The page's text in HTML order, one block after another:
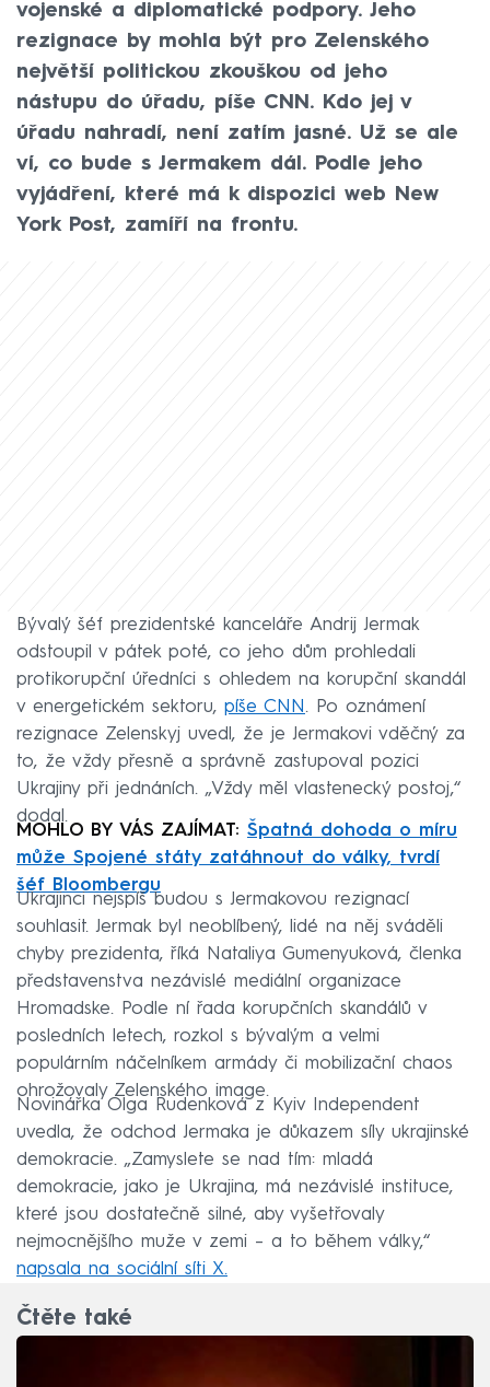
vojenské a diplomatické podpory. Jeho
rezignace by mohla být pro Zelenského
největší politickou zkouškou od jeho
nástupu do úřadu, píše CNN. Kdo jej v
úřadu nahradí, není zatím jasné. Už se ale
ví, co bude s Jermakem dál. Podle jeho
vyjádření, které má k dispozici web New
York Post, zamíří na frontu.
Bývalý šéf prezidentské kanceláře Andrij Jermak
odstoupil v pátek poté, co jeho dům prohledali
protikorupční úředníci s ohledem na korupční skandál
v energetickém sektoru, píše CNN. Po oznámení
rezignace Zelenskyj uvedl, že je Jermakovi vděčný za
to, že vždy přesně a správně zastupoval pozici
Ukrajiny při jednáních. „Vždy měl vlastenecký postoj,“
dodal.
MOHLO BY VÁS ZAJÍMAT: Špatná dohoda o míru
může Spojené státy zatáhnout do války, tvrdí
šéf Bloombergu
Ukrajinci nejspíš budou s Jermakovou rezignací
souhlasit. Jermak byl neoblíbený, lidé na něj sváděli
chyby prezidenta, říká Nataliya Gumenyuková, členka
představenstva nezávislé mediální organizace
Hromadske. Podle ní řada korupčních skandálů v
posledních letech, rozkol s bývalým a velmi
populárním náčelníkem armády či mobilizační chaos
ohrožovaly Zelenského image.
Novinářka Olga Rudenková z Kyiv Independent
uvedla, že odchod Jermaka je důkazem síly ukrajinské
demokracie. „Zamyslete se nad tím: mladá
demokracie, jako je Ukrajina, má nezávislé instituce,
které jsou dostatečně silné, aby vyšetřovaly
nejmocnějšího muže v zemi – a to během války,“
napsala na sociální síti X.
Čtěte také